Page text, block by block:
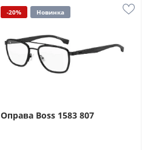
-20% Новинка
Оправа Boss 1583 807